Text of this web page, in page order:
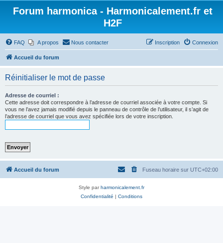
Forum harmonica - Harmonicalement.fr et
H2F
FAQ A propos Nous contacter Connexion
Inscription
Accueil du forum
Réinitialiser le mot de passe
Adresse de courriel :
Cette adresse doit correspondre à l’adresse de courriel associée à votre compte. Si
vous ne l’avez jamais modifié depuis le panneau de contrôle de l’utilisateur, il s’agit de
l’adresse de courriel que vous avez spécifiée lors de votre inscription.
Accueil du forum Fuseau horaire sur UTC+02:00
Style parharmonicalement.fr
Confidentialité | Conditions